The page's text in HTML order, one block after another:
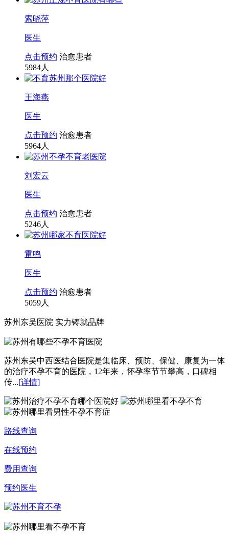
索晓萍
医生
点击预约 治愈患者
5984人
王海燕
医生
点击预约 治愈患者
5964人
刘宏云
医生
点击预约 治愈患者
5246人
雷鸣
医生
点击预约 治愈患者
5059人
苏州东吴医院 实力铸就品牌
苏州东吴中西医结合医院是集临床、预防、保健、康复为一体
的治疗不孕不育的医院，12年来，怀孕率节节攀高，口碑相
传...[详情]
路线查询
在线预约
费用查询
预约医生